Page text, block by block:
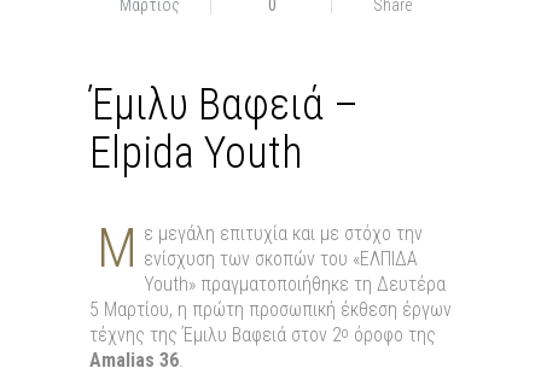
Μάρτιος 0 Share
Έμιλυ Βαφειά –
Elpida Youth
Μ ε μεγάλη επιτυχία και με στόχο την
ενίσχυση των σκοπών του «ΕΛΠΙΔΑ
Youth» πραγματοποιήθηκε τη Δευτέρα
5 Μαρτίου, η πρώτη προσωπική έκθεση έργων
τέχνης της Έμιλυ Βαφειά στον 2ο όροφο της
Amalias 36.